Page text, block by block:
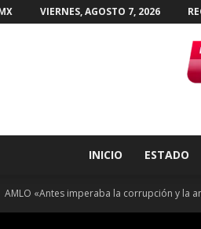
VIERNES, AGOSTO 7, 2026
INICIO ESTADO
AMLO «Antes imperaba la corrupción y la